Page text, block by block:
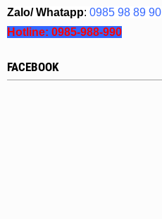
Zalo/ Whatapp: 0985 98 89 90
Hotline: 0985-988-990
FACEBOOK